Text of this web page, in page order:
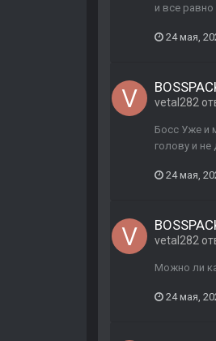
и все
24 мая,
vetal282
Босс Уже и
голову и не
24 мая,
vetal282
Можно ли
24 мая,